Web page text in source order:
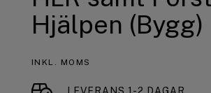
Hjälpen (Bygg)
INKL. MOMS